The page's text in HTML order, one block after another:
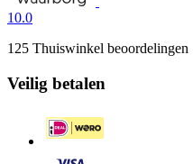
10.0
125 Thuiswinkel beoordelingen
Veilig betalen